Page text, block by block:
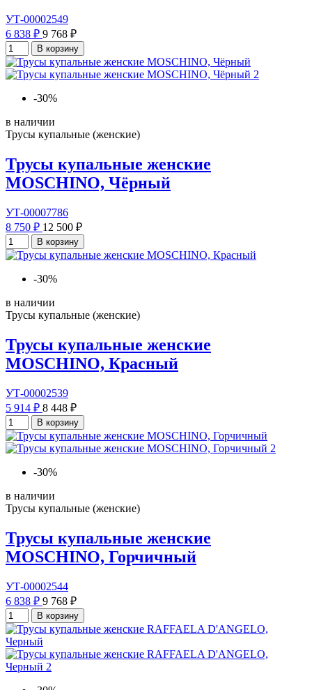
УТ-00002549
6 838 ₽ 9 768 ₽
В корзину
-30%
в наличии
Трусы купальные (женские)
Трусы купальные женские
MOSCHINO, Чёрный
УТ-00007786
8 750 ₽ 12 500 ₽
В корзину
-30%
в наличии
Трусы купальные (женские)
Трусы купальные женские
MOSCHINO, Красный
УТ-00002539
5 914 ₽ 8 448 ₽
В корзину
-30%
в наличии
Трусы купальные (женские)
Трусы купальные женские
MOSCHINO, Горчичный
УТ-00002544
6 838 ₽ 9 768 ₽
В корзину